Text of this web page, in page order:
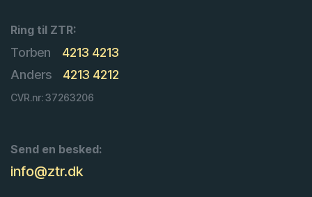
Ring til ZTR:
Torben
4213 4213
Anders
4213 4212
CVR.nr: 37263206
Send en besked:
info@ztr.dk